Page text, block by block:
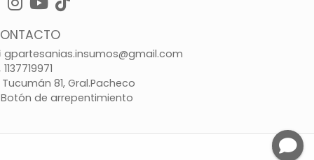
gpartesanias.insumos@gmail.com
1137719971
Tucumán 81, Gral.Pacheco
de arrepentimiento